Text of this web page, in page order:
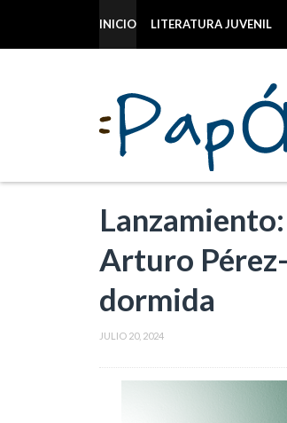
INICIO LITERATURA JUVENIL
Arturo
dormida
JULIO 20, 2024